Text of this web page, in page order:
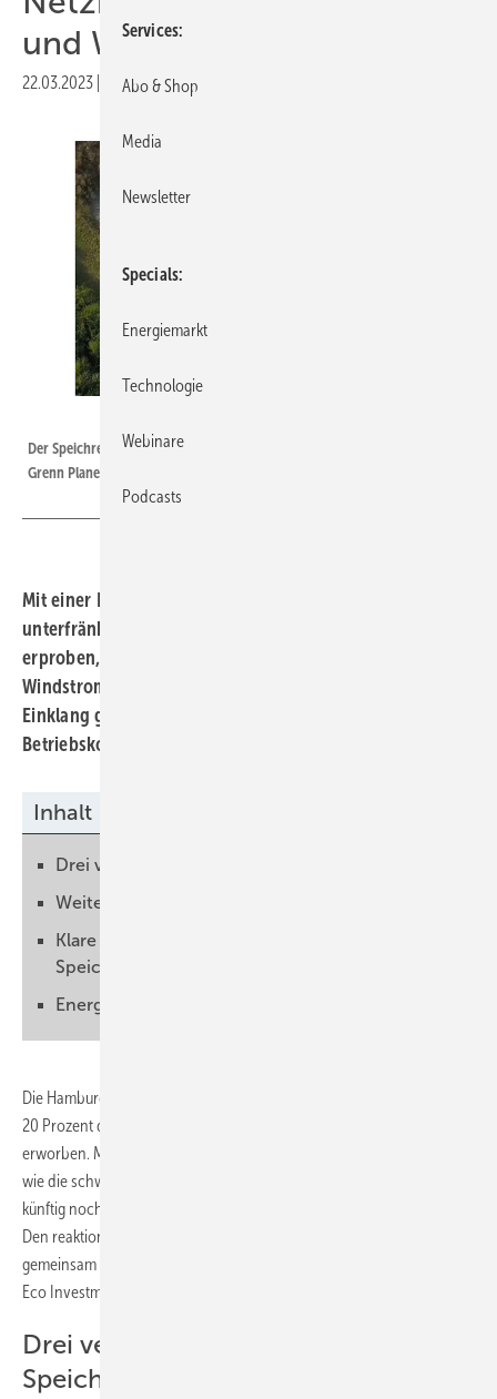
und Windstrom
22.03.2023 Druckvorschau
Der Speichre in Haßfurt ist schon seit 2021 in Betrieb. Mit dem Einstieg von
Grenn Planet Energy wird ein neues Betriebskonzept getestet.
Mit einer Beteiligung am Großspeicher im
unterfränkischen Haßfurt will der Ökoenergieversorger
erproben, wie die volatile Solar- und
Windstromproduktion besser mit dem Verbrauch in
Einklang gebracht werden kann. Dazu wird ein neues
Betriebskonzept aufgesetzt.
Inhalt
Drei verschiedene Fahrweisen des Speichers
Weiteres Betriebskonzept aufgesetzt
Klare Hierarchie der Stromnutzung und
Speicherung
Energiewendetaugliche Vermarktung
Die Hamburger Ökoenergiegenossenschaft Green Planet Energy hat
20 Prozent der Anteile an einem Großspeicher im fränkischen Haßfurt
erworben. Mit der Beteiligung an der Anlage will der Versorger testen,
wie die schwankende Erzeugung von Windkraft- und Solaranlagen
künftig noch besser an den Stromverbrauch angepasst werden kann.
Den reaktionsschnellen Speicher betreibt die Genossenschaft
gemeinsam mit den Städtischen Betrieben Haßfurt und der Vispiron
Eco Investment.
Drei verschiedene Fahrweisen des
Speichers
Services
Abo & Shop
Media
Newsletter
Specials
Energiemarkt
Technologie
Webinare
Podcasts